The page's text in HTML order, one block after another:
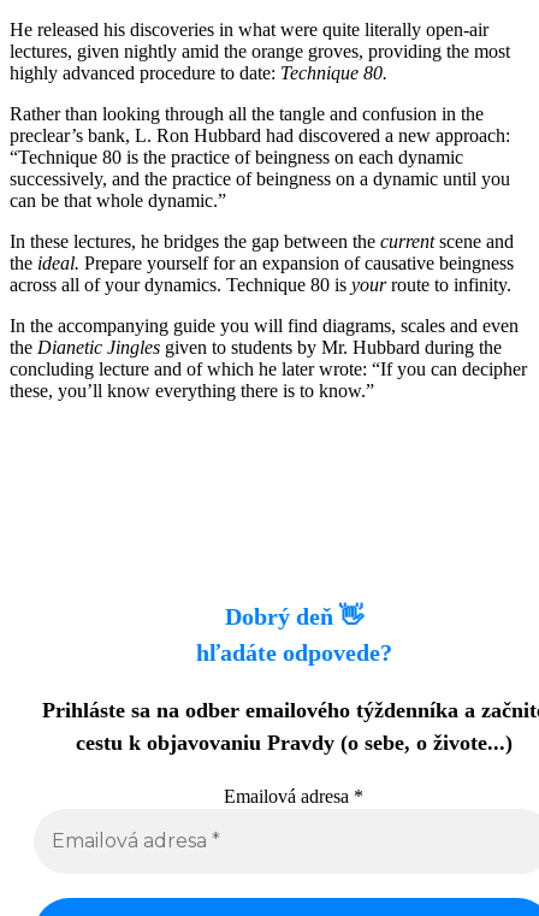
He released his discoveries in what were quite literally open-air
lectures, given nightly amid the orange groves, providing the most
highly advanced procedure to date: Technique 80.
Rather than looking through all the tangle and confusion in the
preclear’s bank, L. Ron Hubbard had discovered a new approach:
“Technique 80 is the practice of beingness on each dynamic
successively, and the practice of beingness on a dynamic until you
can be that whole dynamic.”
In these lectures, he bridges the gap between the currentscene and
the ideal. Prepare yourself for an expansion of causative beingness
across all of your dynamics. Technique 80 is yourroute to infinity.
In the accompanying guide you will find diagrams, scales and even
the Dianetic Jingles given to students by Mr. Hubbard during the
concluding lecture and of which he later wrote: “If you can decipher
these, you’ll know everything there is to know.”
Dobrý deň 👋
hľadáte odpovede?
Prihláste sa na odber emailového týždenníka a
cestu k objavovaniu Pravdy (o sebe, o živote...)
Emailová adresa *